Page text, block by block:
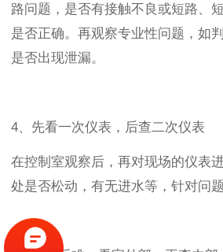
路问题，是否有接触不良或短路、
是否正确。再观察专业性问题，如
是否出现泄漏。
4、先看一次仪表，后查二次仪表
在控制室观察后，再对现场的仪表
处是否松动，有无进水等，针对问题